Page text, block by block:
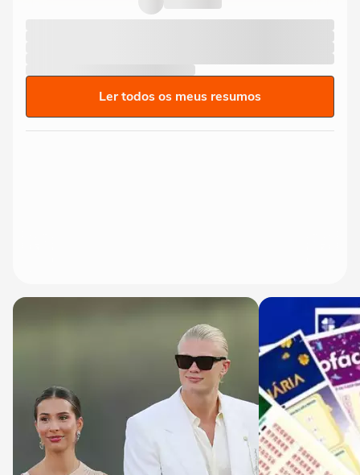
Ler todos os meus resumos